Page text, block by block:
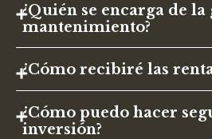
¿Quién se encarga de la
mantenimiento?
¿Cómo recibiré las
¿Cómo puedo hacer
inversión?